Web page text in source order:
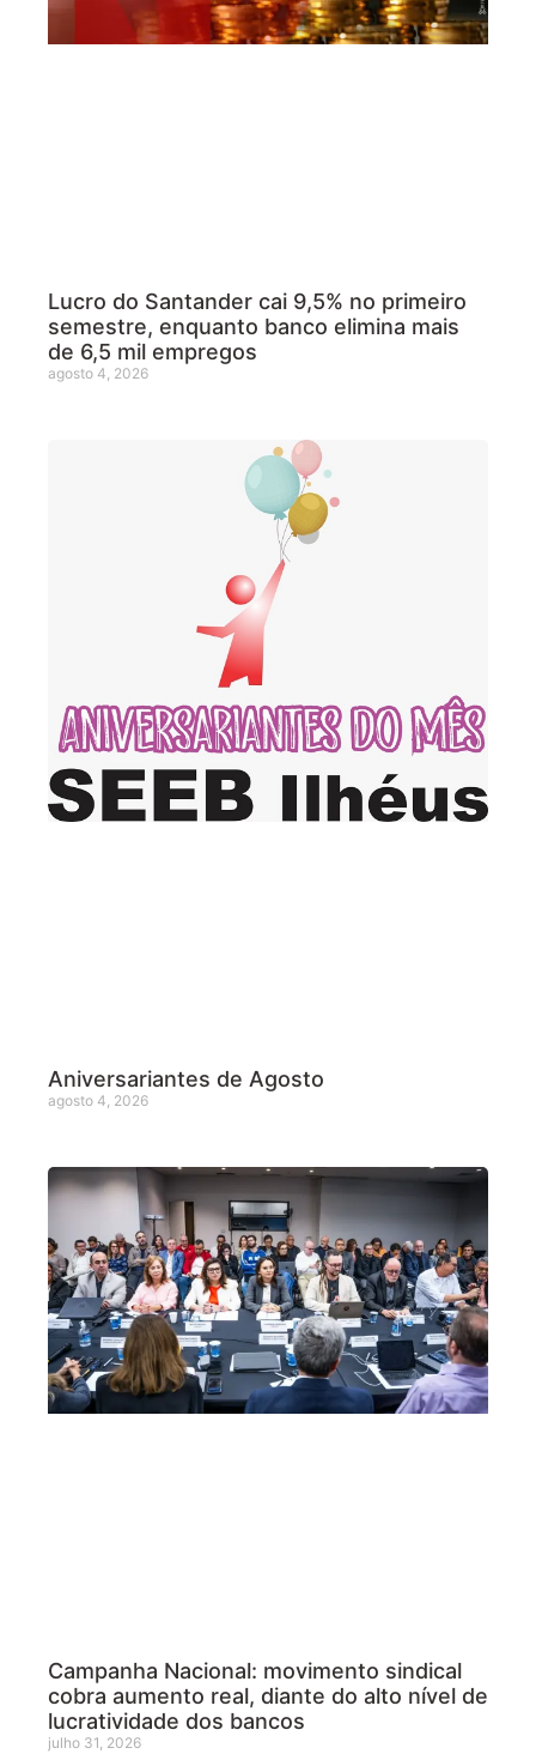
Lucro do Santander cai 9,5% no primeiro
semestre, enquanto banco elimina mais
de 6,5 mil empregos
agosto 4, 2026
Aniversariantes de Agosto
agosto 4, 2026
Campanha Nacional: movimento sindical
cobra aumento real, diante do alto nível de
lucratividade dos bancos
julho 31, 2026